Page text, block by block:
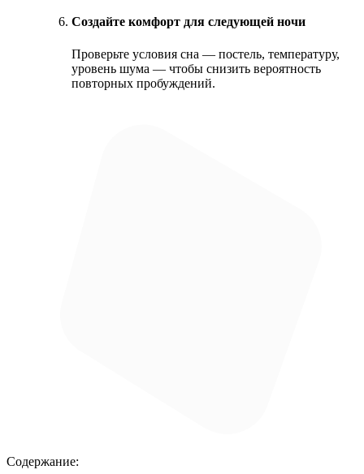
Создайте комфорт для следующей ночи
Проверьте условия сна — постель, температуру,
уровень шума — чтобы снизить вероятность
повторных пробуждений.
Содержание: